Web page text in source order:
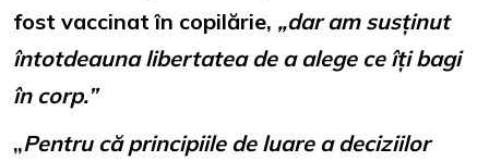
fost vaccinat în copilărie, „dar am susținut
întotdeauna libertatea de a alege ce îți bagi
în corp.”
„Pentru că principiile de luare a deciziilor